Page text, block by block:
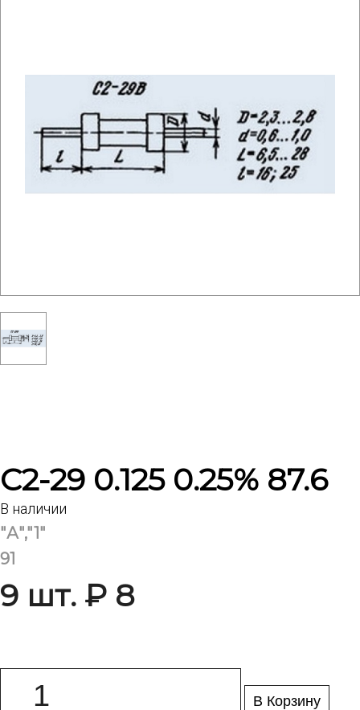
С2-29 0.125 0.25% 87.6
В наличии
"А","1"
91
9 шт. ₽ 8
В Корзину